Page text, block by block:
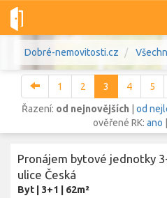
Dobré-nemovitosti.cz
1 2 3 4 5
Řazení: od nejnovějších od
ověřené RK: ano
Pronájem bytové jednotky
ulice Česká
Byt 3+1 62m²